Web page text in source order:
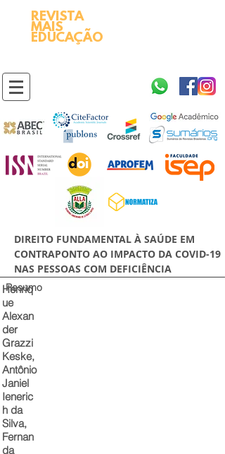
REVISTA
MAIS
EDUCAÇÃO
DIREITO FUNDAMENTAL À SAÚDE EM
CONTRAPONTO AO IMPACTO DA COVID-19
NAS PESSOAS COM DEFICIÊNCIA
Henriq
ue
Alexan
der
Grazzi
Keske,
Antônio
Janiel
Ieneric
h da
Silva,
Fernan
da
Resumo